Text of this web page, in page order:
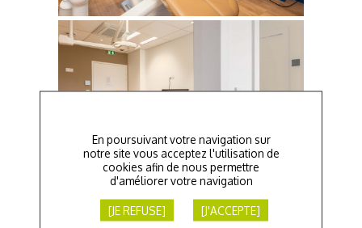
En poursuivant votre navigation sur
notre site vous acceptez l'utilisation de
cookies afin de nous permettre
d'améliorer votre navigation
[JE REFUSE] [J'ACCEPTE]